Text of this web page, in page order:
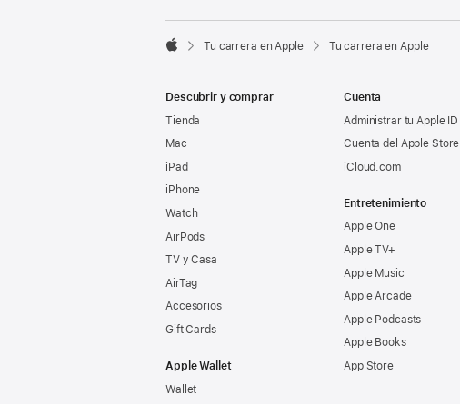

Tu carrera en Apple Tu carrera en Apple
Descubrir y comprar
Tienda
Mac
iPad
iPhone
Watch
AirPods
TV y Casa
AirTag
Accesorios
Gift Cards
Apple Wallet
Wallet
Cuenta
Administrar tu Apple ID
Cuenta del Apple Store
iCloud.com
Entretenimiento
Apple One
Apple TV+
Apple Music
Apple Arcade
Apple Podcasts
Apple Books
App Store